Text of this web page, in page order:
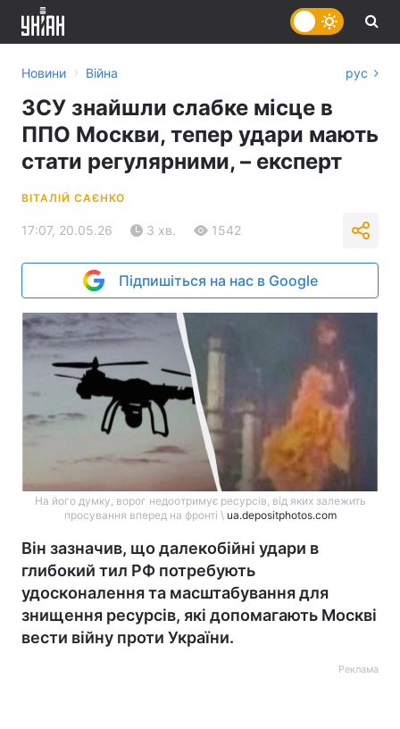
Новини › Війна рус
ЗСУ знайшли слабке місце в
ППО Москви, тепер удари мають
стати регулярними, – експерт
ВІТАЛІЙ САЄНКО
17:07, 20.05.26 3 хв. 1542
Підпишіться на нас в Google
На його думку, ворог недоотримує ресурсів, від яких залежить
просування вперед на фронті \ ua.depositphotos.com
Він зазначив, що далекобійні удари в
глибокий тил РФ потребують
удосконалення та масштабування для
знищення ресурсів, які допомагають Москві
вести війну проти України.
Реклама